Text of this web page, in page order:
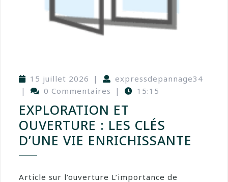
15 juillet 2026 |
expressdepannage34
|
0 Commentaires | 15:15
EXPLORATION ET
OUVERTURE : LES CLÉS
D’UNE VIE ENRICHISSANTE
Article sur l’ouverture L’importance de